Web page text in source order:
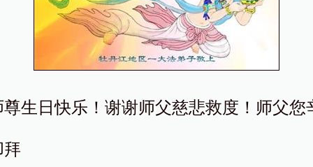
生日快乐！谢谢师父慈悲救度！师父您
拜